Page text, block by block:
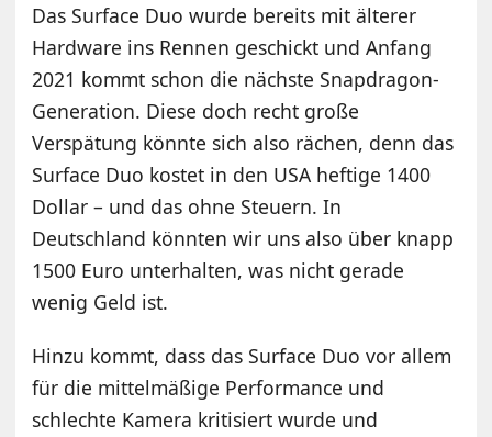
Das Surface Duo wurde bereits mit älterer
Hardware ins Rennen geschickt und Anfang
2021 kommt schon die nächste Snapdragon-
Generation. Diese doch recht große
Verspätung könnte sich also rächen, denn das
Surface Duo kostet in den USA heftige 1400
Dollar – und das ohne Steuern. In
Deutschland könnten wir uns also über knapp
1500 Euro unterhalten, was nicht gerade
wenig Geld ist.
Hinzu kommt, dass das Surface Duo vor allem
für die mittelmäßige Performance und
schlechte Kamera kritisiert wurde und